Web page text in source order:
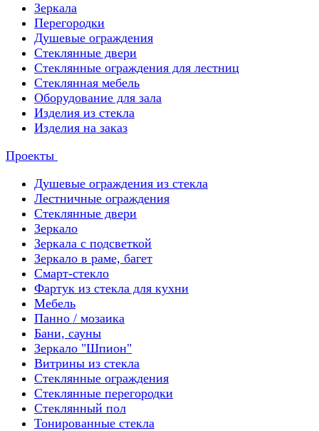
Зеркала
Перегородки
Душевые ограждения
Стеклянные двери
Стеклянные ограждения для лестниц
Стеклянная мебель
Оборудование для зала
Изделия из стекла
Изделия на заказ
Проекты
Душевые ограждения из стекла
Лестничные ограждения
Стеклянные двери
Зеркало
Зеркала с подсветкой
Зеркало в раме, багет
Смарт-стекло
Фартук из стекла для кухни
Мебель
Панно / мозаика
Бани, сауны
Зеркало "Шпион"
Витрины из стекла
Стеклянные ограждения
Стеклянные перегородки
Стеклянный пол
Тонированные стекла